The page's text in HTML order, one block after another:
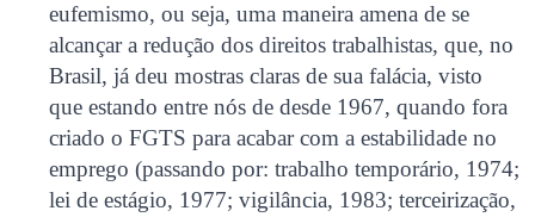
eufemismo, ou seja, uma maneira amena de se
alcançar a redução dos direitos trabalhistas, que, no
Brasil, já deu mostras claras de sua falácia, visto
que estando entre nós de desde 1967, quando fora
criado o FGTS para acabar com a estabilidade no
emprego (passando por: trabalho temporário, 1974;
lei de estágio, 1977; vigilância, 1983; terceirização,